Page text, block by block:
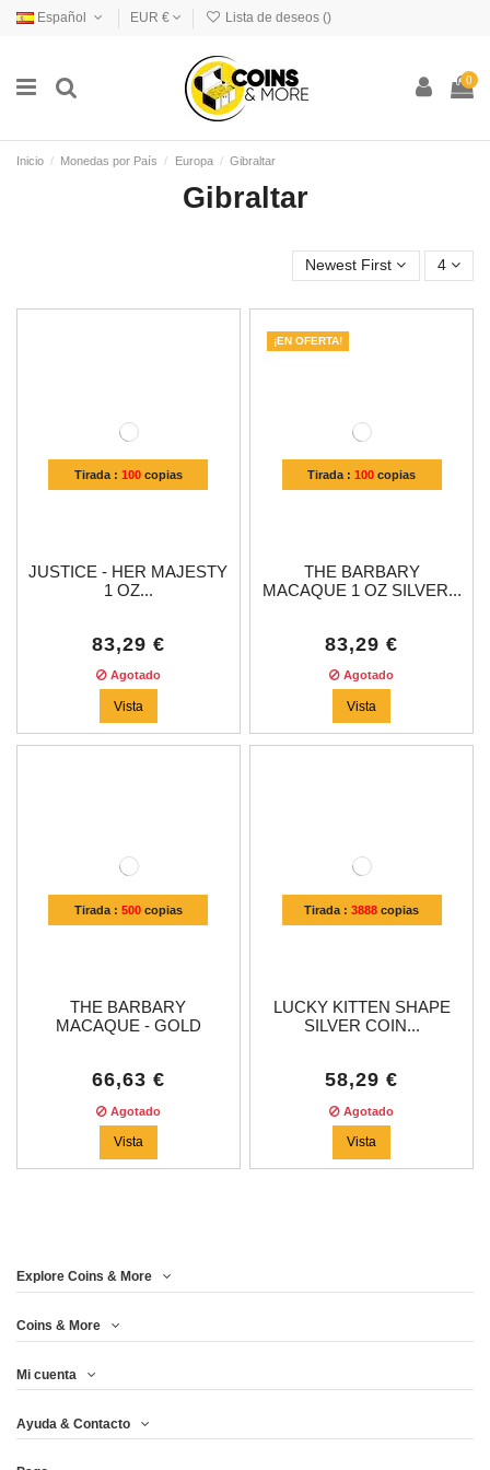
Español EUR € Lista de deseos ()
0
Inicio Monedas por País Europa Gibraltar
Gibraltar
Newest First 4
Tirada : 100copias
JUSTICE - HER MAJESTY
1 OZ...
83,29 €
Agotado
Vista
Tirada :100 copias
¡EN OFERTA!
THE BARBARY
MACAQUE 1 OZ SILVER...
83,29 €
Agotado
Vista
Tirada : 500copias
THE BARBARY
MACAQUE - GOLD
66,63 €
Agotado
Vista
Tirada :3888 copias
LUCKY KITTEN SHAPE
SILVER COIN...
58,29 €
Agotado
Vista
Price
Año
Metal
Impresión (pcs)
Explore Coins & More
Coins & More
Mi cuenta
Ayuda & Contacto